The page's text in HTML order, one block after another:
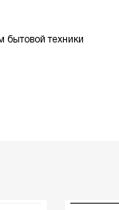
техники